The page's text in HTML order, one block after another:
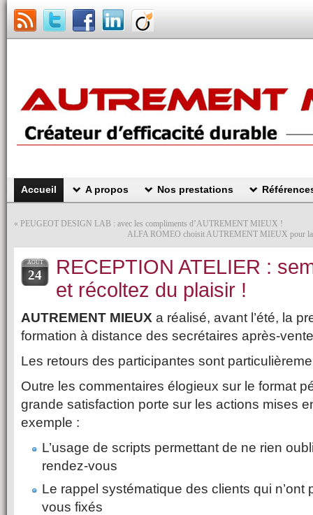
Accueil A propos Nos prestations
« PEUGEOT DESIGN LAB : avec les compliments d’AUTREMENT MIEUX !
ALFA ROMEO choisit AUTREMENT MIEUX pour la
AOÛT
24
RECEPTION ATELIER :
et récoltez du plaisir !
AUTREMENT MIEUX a réalisé, avant l’été, la
formation à distance des secrétaires après-
Les retours des participantes sont
Outre les commentaires élogieux sur le format
grande satisfaction porte sur les actions mises
exemple :
L’usage de scripts permettant de ne rien
rendez-vous
Le rappel systématique des clients qui n’ont
vous fixés